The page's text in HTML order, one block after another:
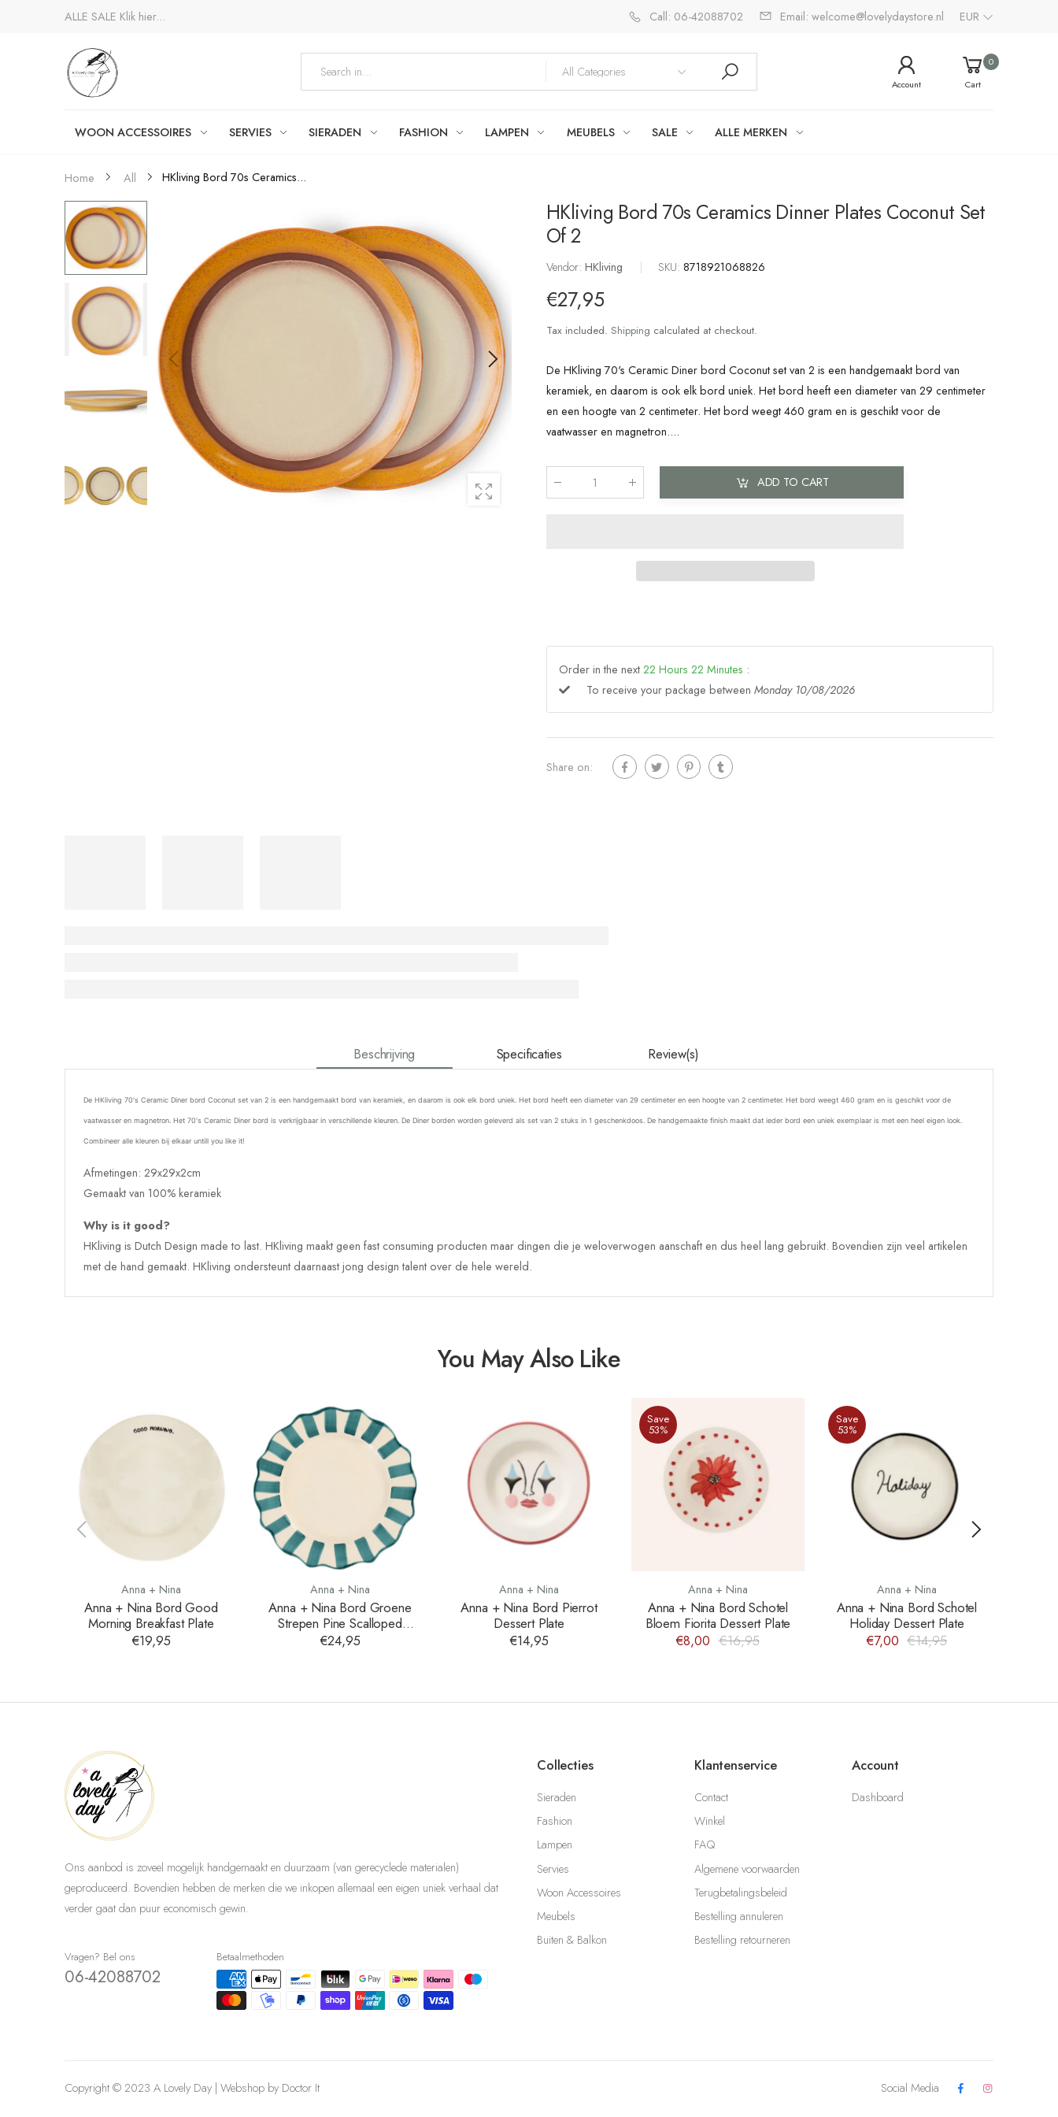
ALLE SALE Klik hier... Call: 06-42088702 Email: welcome@lovelydaystore.nl EUR
Account
0
Cart
WOON ACCESSOIRES SERVIES SIERADEN FASHION LAMPEN MEUBELS SALE ALLE MERKEN
Home All HKliving Bord 70s Ceramics...
HKliving Bord 70s Ceramics Dinner Plates Coconut Set
Of 2
Vendor: HKliving SKU:8718921068826
€27,95
Tax included. Shipping calculated at checkout.
De HKliving 70's Ceramic Diner bord Coconut set van 2 is een handgemaakt bord van
keramiek, en daarom is ook elk bord uniek. Het bord heeft een diameter van 29 centimeter
en een hoogte van 2 centimeter. Het bord weegt 460 gram en is geschikt voor de
vaatwasser en magnetron....
ADD TO CART
Order in the next22 Hours 22 Minutes :
To receive your package betweenMonday 10/08/2026
Share on:
Beschrijving Specificaties Review(s)
De HKliving 70's Ceramic Diner bord Coconut set van 2 is een handgemaakt bord van keramiek, en daarom is ook elk bord uniek. Het bord heeft een diameter van 29 centimeter en een hoogte van 2 centimeter. Het bord weegt 460 gram en is geschikt voor de
vaatwasser en magnetron. Het 70's Ceramic Diner bord is verkrijgbaar in verschillende kleuren. De Diner borden worden geleverd als set van 2 stuks in 1 geschenkdoos. De handgemaakte finish maakt dat ieder bord een uniek exemplaaris met een heel eigen look.
Combineer alle kleuren bij elkaar untill you like it!
Afmetingen: 29x29x2cm
Gemaakt van 100% keramiek
Why is it good?
HKliving is Dutch Design made to last. HKliving maakt geen fast consuming producten maar dingen die je weloverwogen aanschaft en dus heel lang gebruikt. Bovendien zijn veel artikelen
met de hand gemaakt. HKliving ondersteunt daarnaast jong design talent over de hele wereld.
You May Also Like
Anna + Nina
Anna + Nina Bord Good
Morning Breakfast Plate
€19,95
Anna + Nina
Anna + Nina Bord Groene
Strepen Pine Scalloped
Dinner Plate
€24,95
Anna + Nina
Anna + Nina Bord Pierrot
Dessert Plate
€14,95
Save
53%
Anna + Nina
Anna + Nina Bord Schotel
Bloem Fiorita Dessert Plate
€8,00 €16,95
Save
53%
Anna + Nina
Anna + Nina Bord Schotel
Holiday Dessert Plate
€7,00 €14,95
Ons aanbod is zoveel mogelijk handgemaakt en duurzaam (van gerecyclede materialen)
geproduceerd. Bovendien hebben de merken die we inkopen allemaal een eigen uniek verhaal dat
verder gaat dan puur economisch gewin.
Vragen? Bel ons
06-42088702
Betaalmethoden
Collecties
Sieraden
Fashion
Lampen
Servies
Woon Accessoires
Meubels
Buiten & Balkon
Klantenservice
Contact
Winkel
FAQ
Algemene voorwaarden
Terugbetalingsbeleid
Bestelling annuleren
Bestelling retourneren
Account
Dashboard
Copyright © 2023 A Lovely Day | Webshop by Doctor It Social Media